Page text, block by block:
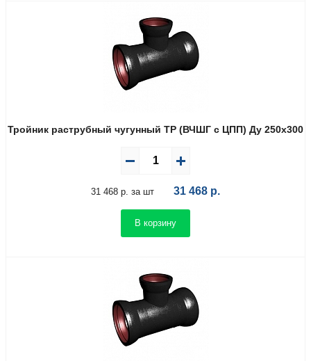
Тройник раструбный чугунный ТР (ВЧШГ с ЦПП) Ду 250х300
31 468 р. за шт 31 468 р.
В корзину